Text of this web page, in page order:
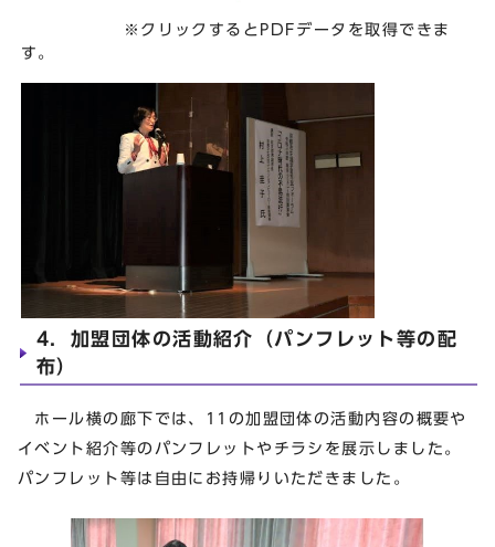
※クリックするとPDFデータを取得できま
す。
4．加盟団体の活動紹介（パンフレット等の配
布）
ホール横の廊下では、11の加盟団体の活動内容の概要や
イベント紹介等のパンフレットやチラシを展示しました。
パンフレット等は自由にお持帰りいただきました。